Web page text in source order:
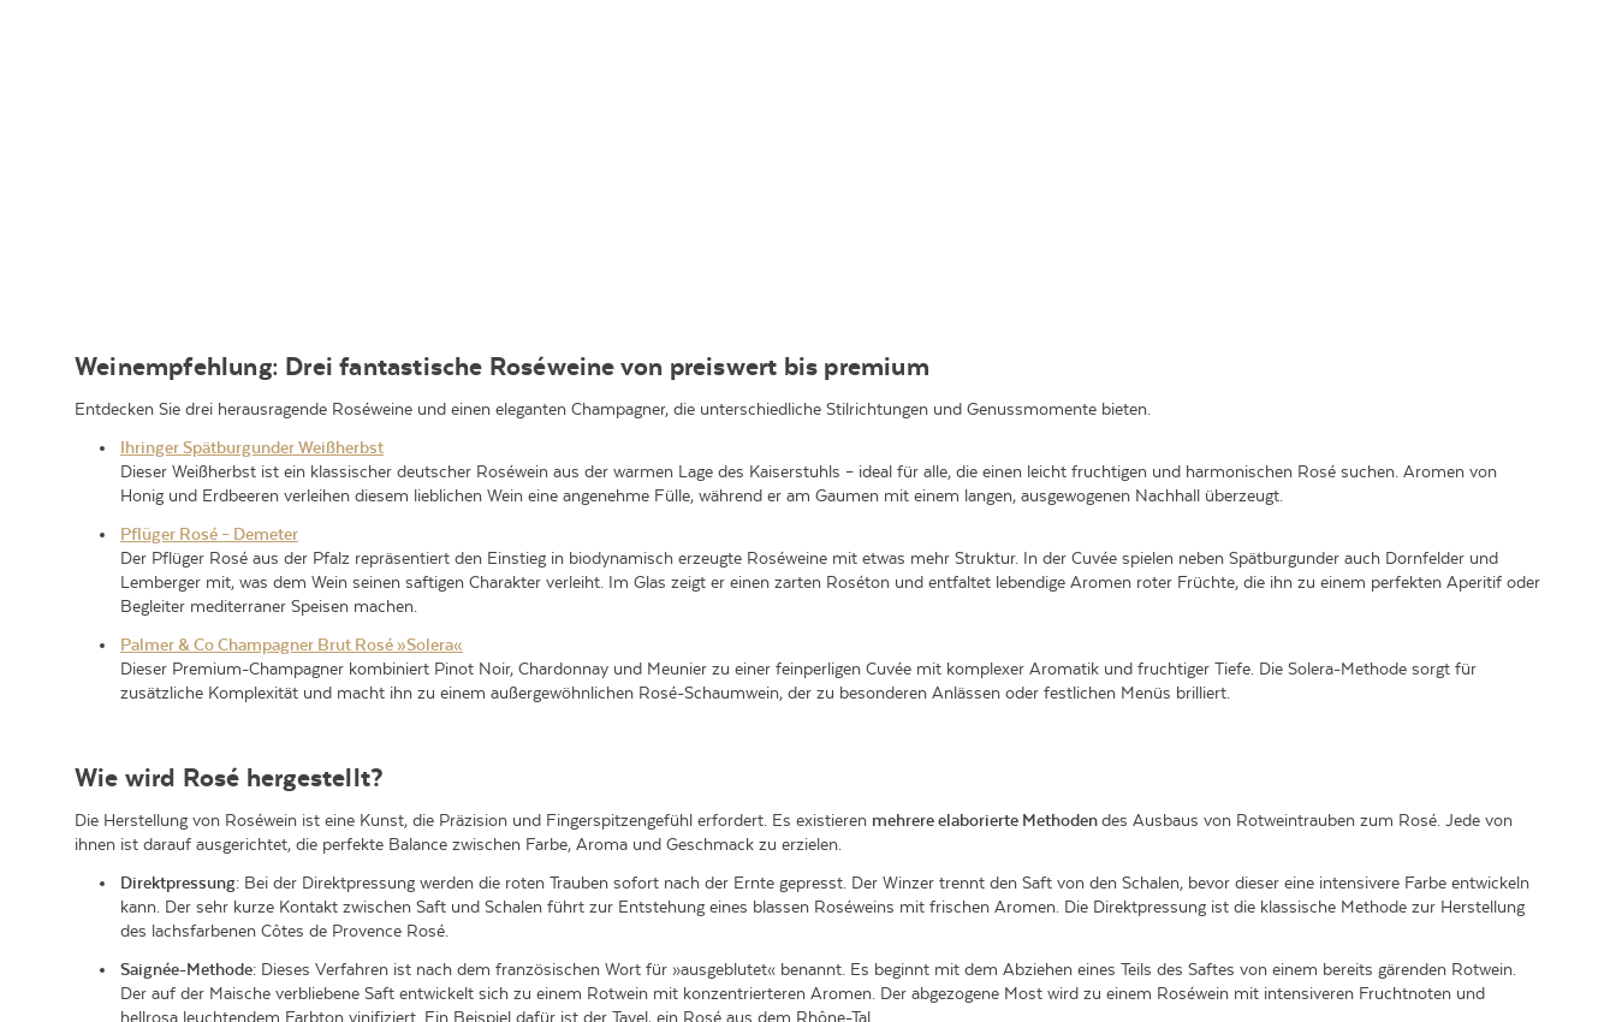
Weinempfehlung: Drei fantastische Roséweine von preiswert bis premium
Entdecken Sie drei herausragende Roséweine und einen eleganten Champagner, die unterschiedliche Stilrichtungen und Genussmomente bieten.
Ihringer Spätburgunder Weißherbst
Dieser Weißherbst ist ein klassischer deutscher Roséwein aus der warmen Lage des Kaiserstuhls – ideal für alle, die einen leicht fruchtigen und harmonischen Rosé suchen. Aromen von
Honig und Erdbeeren verleihen diesem lieblichen Wein eine angenehme Fülle, während er am Gaumen mit einem langen, ausgewogenen Nachhall überzeugt.
Pflüger Rosé – Demeter
Der Pflüger Rosé aus der Pfalz repräsentiert den Einstieg in biodynamisch erzeugte Roséweine mit etwas mehr Struktur. In der Cuvée spielen neben Spätburgunder auch Dornfelder und
Lemberger mit, was dem Wein seinen saftigen Charakter verleiht. Im Glas zeigt er einen zarten Roséton und entfaltet lebendige Aromen roter Früchte, die ihn zu einem perfekten Aperitif oder
Begleiter mediterraner Speisen machen.
Palmer & Co Champagner Brut Rosé »Solera«
Dieser Premium-Champagner kombiniert Pinot Noir, Chardonnay und Meunier zu einer feinperligen Cuvée mit komplexer Aromatik und fruchtiger Tiefe. Die Solera-Methode sorgt für
zusätzliche Komplexität und macht ihn zu einem außergewöhnlichen Rosé-Schaumwein, der zu besonderen Anlässen oder festlichen Menüs brilliert.
Wie wird Rosé hergestellt?
Die Herstellung von Roséwein ist eine Kunst, die Präzision und Fingerspitzengefühl erfordert. Es existieren mehrere elaborierte Methodendes Ausbaus von Rotweintrauben zum Rosé. Jede von
ihnen ist darauf ausgerichtet, die perfekte Balance zwischen Farbe, Aroma und Geschmack zu erzielen.
Direktpressung: Bei der Direktpressung werden die roten Trauben sofort nach der Ernte gepresst. Der Winzer trennt den Saft von den Schalen, bevor dieser eine intensivere Farbe entwickeln
kann. Der sehr kurze Kontakt zwischen Saft und Schalen führt zur Entstehung eines blassen Roséweins mit frischen Aromen. Die Direktpressung ist die klassische Methode zur Herstellung
des lachsfarbenen Côtes de Provence Rosé.
Saignée-Methode: Dieses Verfahren ist nach dem französischen Wort für »ausgeblutet« benannt. Es beginnt mit dem Abziehen eines Teils des Saftes von einem bereits gärenden Rotwein.
Der auf der Maische verbliebene Saft entwickelt sich zu einem Rotwein mit konzentrierteren Aromen. Der abgezogene Most wird zu einem Roséwein mit intensiveren Fruchtnoten und
hellrosa leuchtendem Farbton vinifiziert. Ein Beispiel dafür ist der Tavel, ein Rosé aus dem Rhône-Tal.